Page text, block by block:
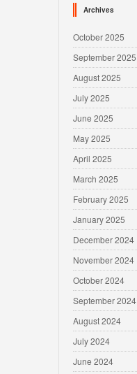
Archives
October 2025
September 2025
August 2025
July 2025
June 2025
May 2025
April 2025
March 2025
February 2025
January 2025
December 2024
November 2024
October 2024
September 2024
August 2024
July 2024
June 2024